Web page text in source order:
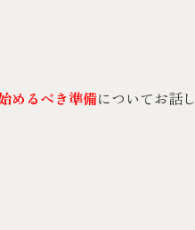
めるべき準備についてお話し